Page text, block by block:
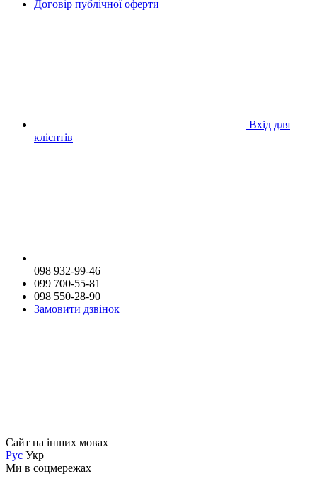
Договір публічної оферти
Вхід для
клієнтів
098 932-99-46
099 700-55-81
098 550-28-90
Замовити дзвінок
Сайт на інших мовах
Рус Укр
Ми в соцмережах